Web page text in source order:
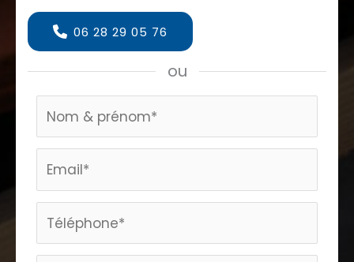
06 28 29 05 76
ou
Formulaire
home